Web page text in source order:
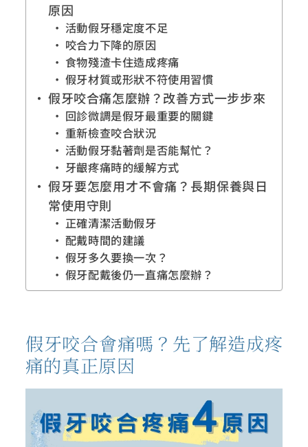
原因
活動假牙穩定度不足
咬合力下降的原因
食物殘渣卡住造成疼痛
假牙材質或形狀不符使用習慣
假牙咬合痛怎麼辦？改善方式一步步來
回診微調是假牙最重要的關鍵
重新檢查咬合狀況
活動假牙黏著劑是否能幫忙？
牙齦疼痛時的緩解方式
假牙要怎麼用才不會痛？長期保養與日
常使用守則
正確清潔活動假牙
配戴時間的建議
假牙多久要換一次？
假牙配戴後仍一直痛怎麼辦？
假牙咬合會痛嗎？先了解造成疼
痛的真正原因